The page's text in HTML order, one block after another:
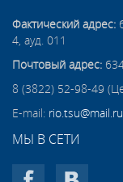
Фактический адрес:
4, ауд. 011
Почтовый адрес:
8 (3822) 52-98-49
E-mail: rio.tsu@mail.ru
МЫ В СЕТИ